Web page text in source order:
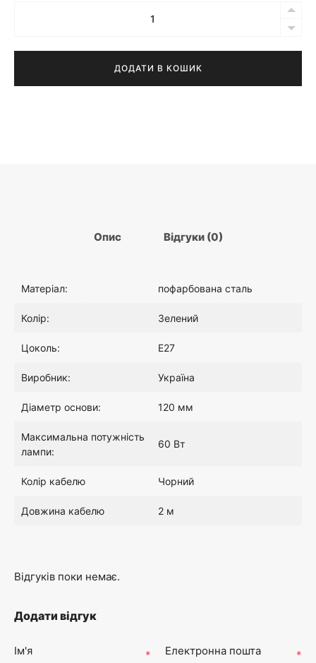
9
ДОДАТИ В КОШИК
Опис Відгуки (0)
Матеріал: пофарбована сталь
Колір: Зелений
Цоколь: E27
Виробник: Україна
Діаметр основи: 120 мм
Максимальна потужність
лампи:
60 Вт
Колір кабелю Чорний
Довжина кабелю 2 м
Відгуків поки немає.
Додати відгук
Ім'я * Електронна пошта *